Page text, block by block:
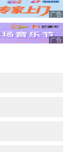
广告
广告